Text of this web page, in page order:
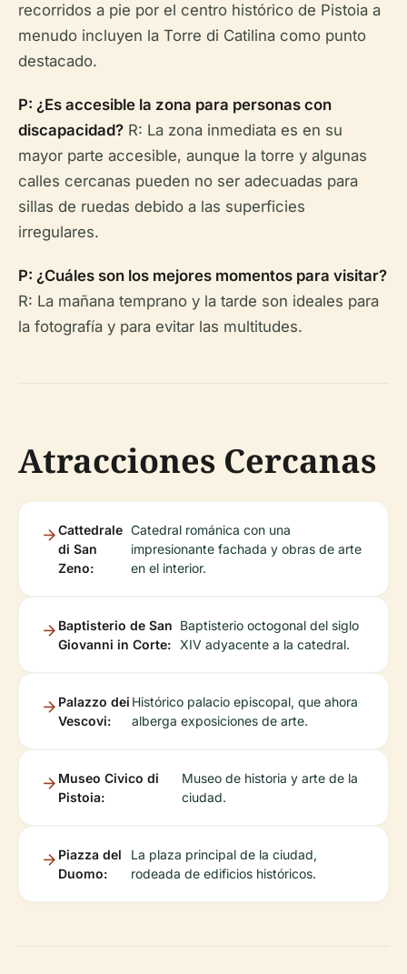
recorridos a pie por el centro histórico de Pistoia a
menudo incluyen la Torre di Catilina como punto
destacado.
P: ¿Es accesible la zona para personas con
discapacidad? R: La zona inmediata es en su
mayor parte accesible, aunque la torre y algunas
calles cercanas pueden no ser adecuadas para
sillas de ruedas debido a las superficies
irregulares.
P: ¿Cuáles son los mejores momentos para visitar?
R: La mañana temprano y la tarde son ideales para
la fotografía y para evitar las multitudes.
Atracciones Cercanas
Cattedrale
di San
Zeno:
Catedral románica con una
impresionante fachada y obras de arte
en el interior.
Baptisterio de San
Giovanni in Corte:
Baptisterio octogonal del siglo
XIV adyacente a la catedral.
Palazzo dei
Vescovi:
Histórico palacio episcopal, que ahora
alberga exposiciones de arte.
Museo Civico di
Pistoia:
Museo de historia y arte de la
ciudad.
Piazza del
Duomo:
La plaza principal de la ciudad,
rodeada de edificios históricos.